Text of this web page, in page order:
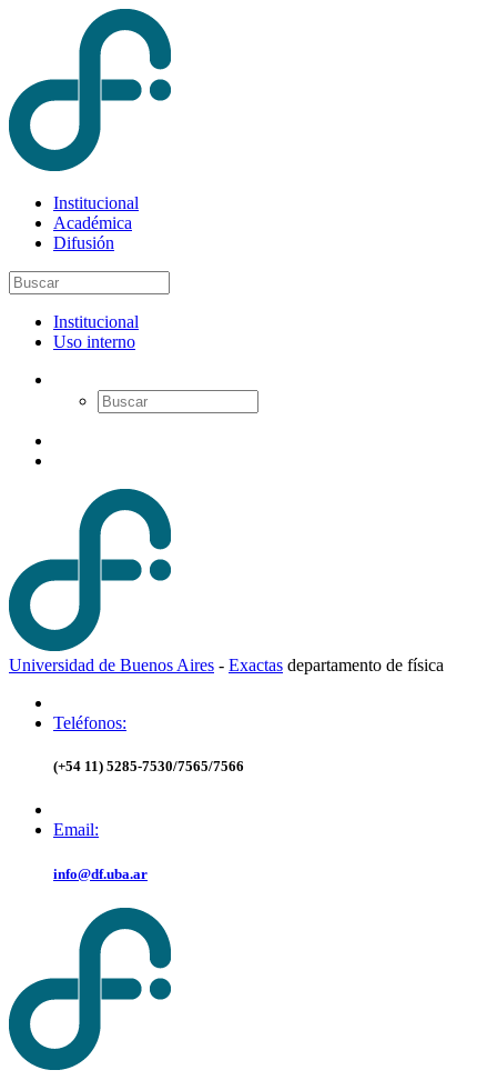
Institucional
Académica
Difusión
Institucional
Uso interno
Universidad de Buenos Aires - Exactas departamento de física
Teléfonos:
(+54 11) 5285-7530/7565/7566
Email:
info@df.uba.ar